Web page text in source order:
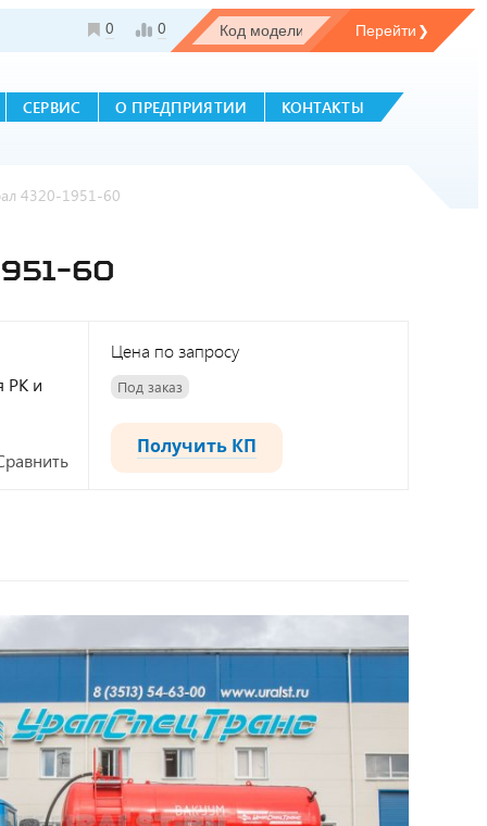
0 0
СЕРВИС О ПРЕДПРИЯТИИ КОНТАКТЫ
4320-1951-60
60
РК и
Цена по запросу
Под заказ
Получить КП